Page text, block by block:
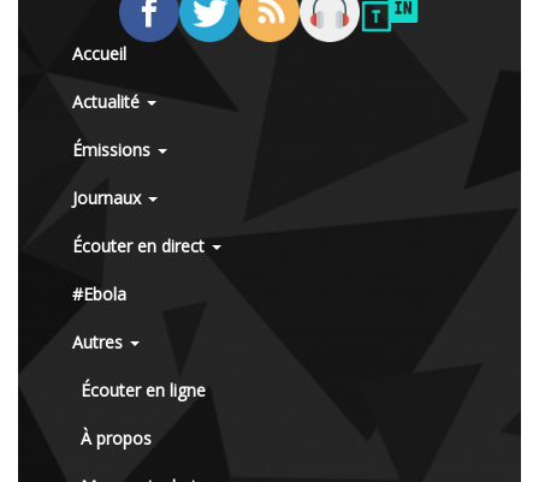
Accueil
Actualité
Émissions
Journaux
Écouter en direct
#Ebola
Autres
Écouter en ligne
À propos